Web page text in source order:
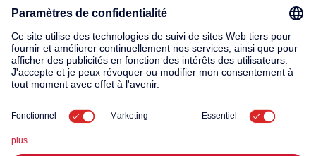
Service
Contact
À propos de nous